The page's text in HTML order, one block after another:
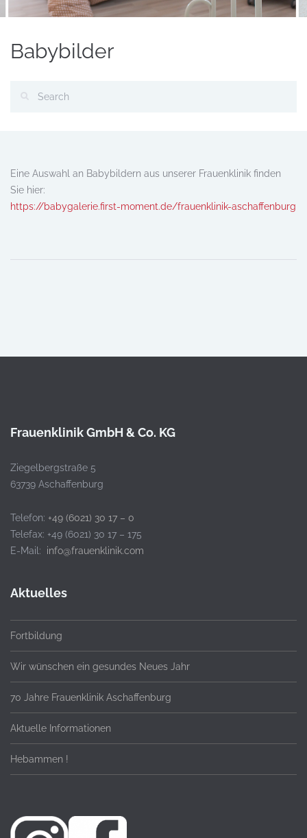
Babybilder
Eine Auswahl an Babybildern aus unserer Frauenklinik finden
Sie hier:
https://babygalerie.first-moment.de/frauenklinik-aschaffenburg
Frauenklinik GmbH & Co. KG
Ziegelbergstraße 5
63739 Aschaffenburg
Telefon: +49 (6021) 30 17 – 0
Telefax: +49 (6021) 30 17 – 175
E-Mail: info@frauenklinik.com
Aktuelles
Fortbildung
Wir wünschen ein gesundes Neues Jahr
70 Jahre Frauenklinik Aschaffenburg
Aktuelle Informationen
Hebammen !